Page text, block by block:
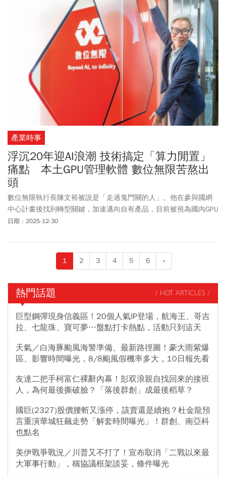
產業時事
浮沉20年迎AI浪潮 技術搞定「算力閒置」
痛點 本土GPU管理軟體 數位無限苦熬出
頭
數位無限執行長陳文裕被說是「走過鬼門關的人」。他在參與國網
中心計畫後找到轉型關鍵，加速邁向自有產品，目前被視為國內GPU
管理軟體代表。近期斬獲億元級投資，公司也正計畫IPO，擴大海外
日期：2025-12-30
1 2 3 4 5 6 »
熱門話題 / HOT ARTICLES /
巨型鋼彈現身信義區！20個人氣IP登場，航海王、哥吉
拉、七龍珠、寶可夢…盤點打卡熱點，活動只到這天
天氣／白海豚颱風海警準備、最新路徑圖！豪大雨紫爆
區、影響時間曝光，8/8颱風假機率多大，10日報先看
友達二把手柯富仁裸辭內幕！彭双浪親自找回來的接班
人，為何最後撕破臉？「落後群創」成最後稻草？
國巨(2327)股價腰斬又漲停，該賣還是續抱？杜金龍預
言重演華城狂飆走勢「解套時間曝光」！群創、南亞科
也點名
美伊戰爭戰況／川普又不打了！宣布取消「二戰以來最
大軍事行動」，稱協議框架談妥，條件曝光